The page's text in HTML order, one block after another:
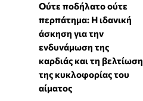
Ούτε ποδήλατο ούτε
περπάτημα: Η ιδανική
άσκηση για την
ενδυνάμωση της
καρδιάς και τη βελτίωση
της κυκλοφορίας του
αίματος